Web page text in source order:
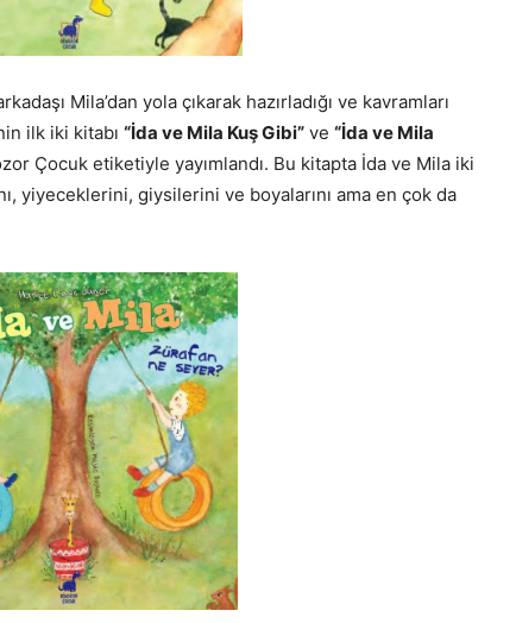
Mila’dan yola çıkarak hazırladığı ve kavramları
ilk iki kitabı “İda ve Mila Kuş Gibi” ve “İda ve Mila
Çocuk etiketiyle yayımlandı. Bu kitapta İda ve Mila iki
yiyeceklerini, giysilerini ve boyalarını ama en çok da